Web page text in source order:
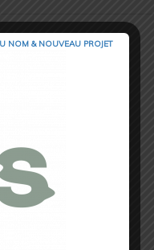
NOM & NOUVEAU PROJET